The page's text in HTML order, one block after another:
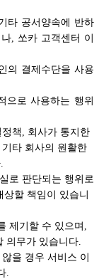
타 공서양속에 반하
, 쏘카 고객센터 이
의 결제수단을 사용
으로 사용하는 행위
책, 회사가 통지한
타 회사의 원활한
로 판단되는 행위로
할 책임이 있습니
제기할 수 있으며,
의무가 있습니다.
을 경우 서비스 이
.